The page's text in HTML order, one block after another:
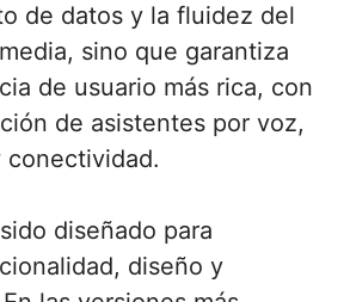
de datos y la fluidez del
sino que garantiza
de usuario más rica, con
de asistentes por voz,
conectividad.
diseñado para
diseño y